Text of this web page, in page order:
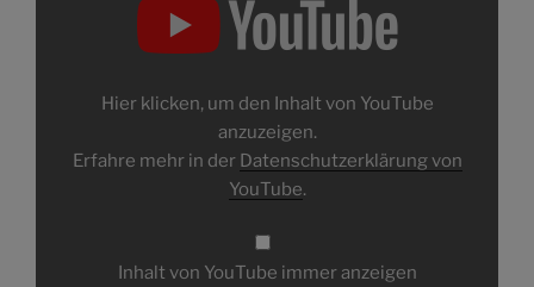
Hier klicken, um den Inhalt von YouTube
anzuzeigen.
Erfahre mehr in der Datenschutzerklärung von
YouTube.
Inhalt von YouTube immer anzeigen